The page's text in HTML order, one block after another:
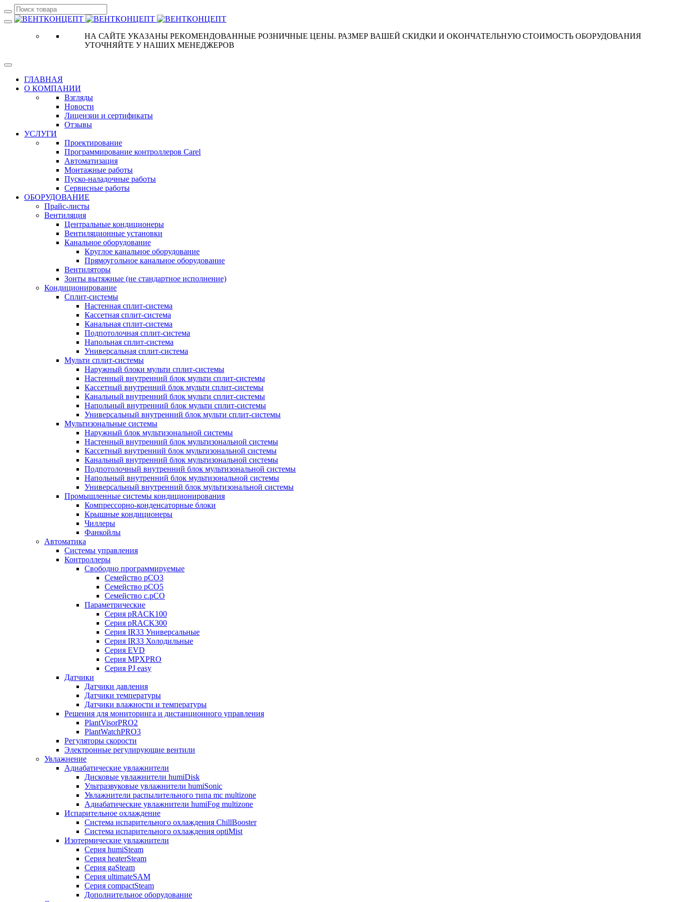
НА САЙТЕ УКАЗАНЫ РЕКОМЕНДОВАННЫЕ РОЗНИЧНЫЕ ЦЕНЫ. РАЗМЕР ВАШЕЙ СКИДКИ И ОКОНЧАТЕЛЬНУЮ СТОИМОСТЬ ОБОРУДОВАНИЯ
УТОЧНЯЙТЕ У НАШИХ МЕНЕДЖЕРОВ
ГЛАВНАЯ
О КОМПАНИИ
Взгляды
Новости
Лицензии и сертификаты
Отзывы
УСЛУГИ
Проектирование
Программирование контроллеров Carel
Автоматизация
Монтажные работы
Пуско-наладочные работы
Сервисные работы
ОБОРУДОВАНИЕ
Прайс-листы
Вентиляция
Центральные кондиционеры
Вентиляционные установки
Канальное оборудование
Круглое канальное оборудование
Прямоугольное канальное оборудование
Вентиляторы
Зонты вытяжные (не стандартное исполнение)
Кондиционирование
Сплит-системы
Настенная сплит-система
Кассетная сплит-система
Канальная сплит-система
Подпотолочная сплит-система
Напольная сплит-система
Универсальная сплит-система
Мульти сплит-системы
Наружный блоки мульти сплит-системы
Настенный внутренний блок мульти сплит-системы
Кассетный внутренний блок мульти сплит-системы
Канальный внутренний блок мульти сплит-системы
Напольный внутренний блок мульти сплит-системы
Универсальный внутренний блок мульти сплит-системы
Мультизональные системы
Наружный блок мультизональной системы
Настенный внутренний блок мультизональной системы
Кассетный внутренний блок мультизональной системы
Канальный внутренний блок мультизональной системы
Подпотолочный внутренний блок мультизональной системы
Напольный внутренний блок мультизональной системы
Универсальный внутренний блок мультизональной системы
Промышленные системы кондиционирования
Компрессорно-конденсаторные блоки
Крышные кондиционеры
Чиллеры
Фанкойлы
Автоматика
Системы управления
Контроллеры
Свободно программируемые
Семейство pCO3
Семейство pCO5
Семейство c.pCO
Параметрические
Серия pRACK100
Серия pRACK300
Серия IR33 Универсальные
Серия IR33 Холодильные
Серия EVD
Серия MPXPRO
Серия PJ easy
Датчики
Датчики давления
Датчики температуры
Датчики влажности и температуры
Решения для мониторинга и дистанционного управления
PlantVisorPRO2
PlantWatchPRO3
Регуляторы скорости
Электронные регулирующие вентили
Увлажнение
Адиабатические увлажнители
Дисковые увлажнители humiDisk
Ультразвуковые увлажнители humiSonic
Увлажнители распылительного типа mc multizone
Адиабатические увлажнители humiFog multizone
Испарительное охлаждение
Система испарительного охлаждения ChillBooster
Система испарительного охлаждения optiMist
Изотермические увлажнители
Серия humiSteam
Серия heaterSteam
Серия gaSteam
Серия ultimateSAM
Серия compactSteam
Дополнительное оборудование